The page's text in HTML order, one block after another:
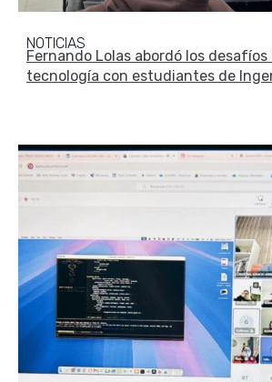
NOTICIAS
Fernando Lolas abordó los
tecnología con estudiantes de